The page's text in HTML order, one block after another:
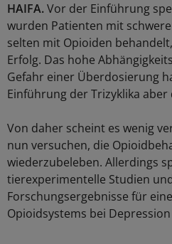
HAIFA.Vor der Einführung
wurden Patienten mit
selten mit Opioiden
Erfolg. Das hohe
Gefahr einer Überdosierung
Einführung der Trizyklika
Von daher scheint es wenig
nun versuchen, die
wiederzubeleben. Allerdings
tierexperimentelle Studien
Forschungsergebnisse für
Opioidsystems bei